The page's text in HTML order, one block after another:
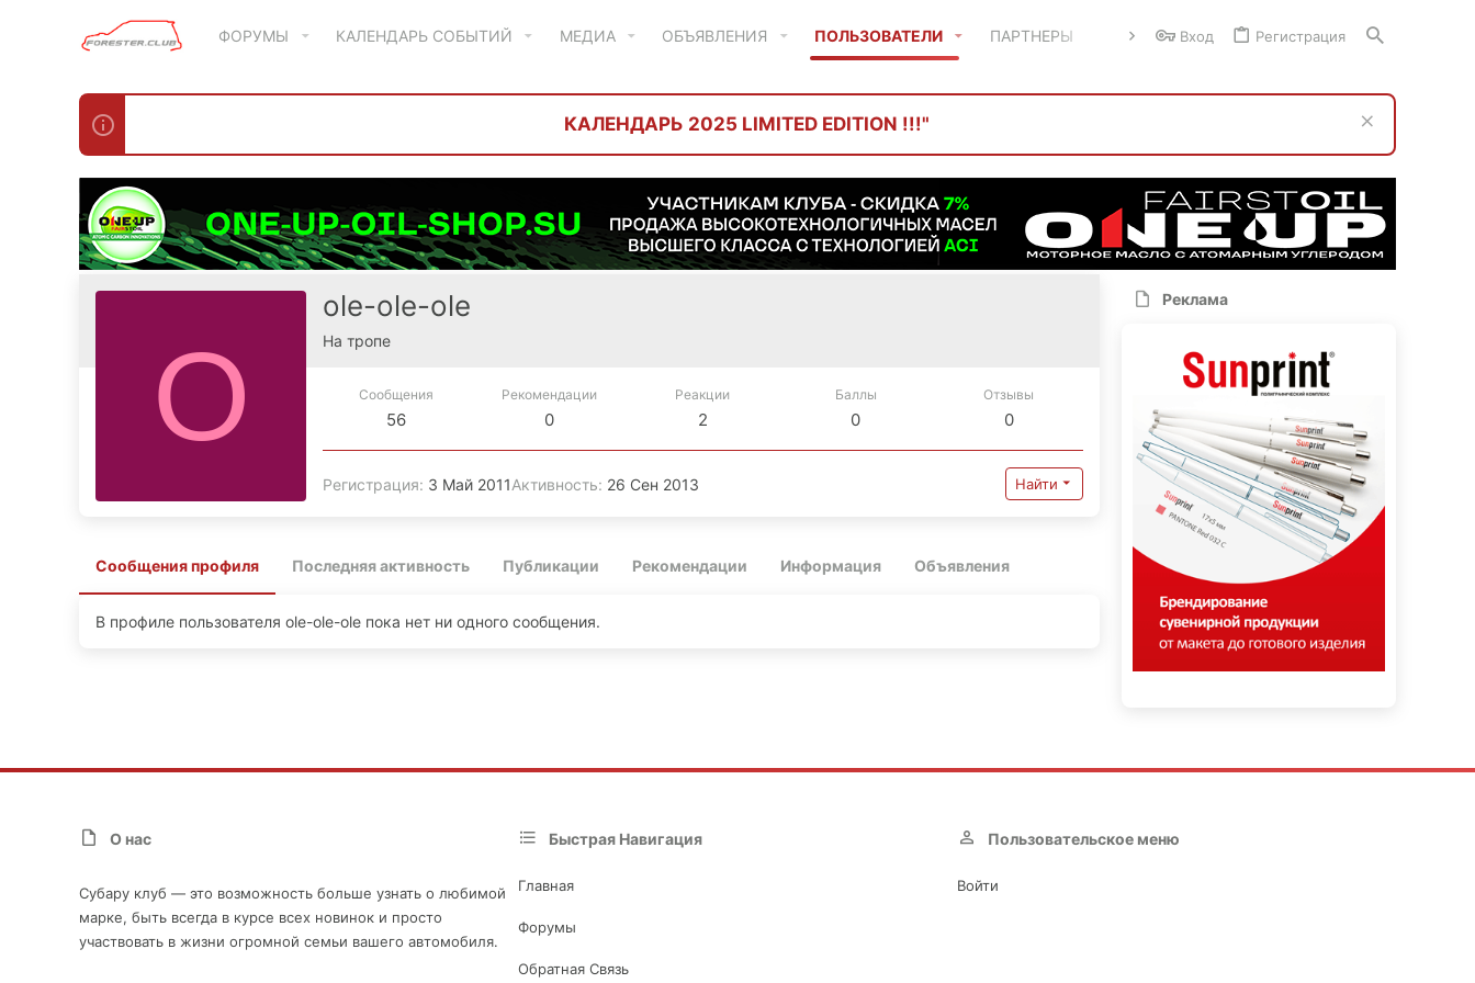
ФОРУМЫ КАЛЕНДАРЬ СОБЫТИЙ МЕДИА ОБЪЯВЛЕНИЯ ПОЛЬЗОВАТЕЛИ ПАРТНЕРЫ Вход Регистрация
КАЛЕНДАРЬ 2025 LIMITED EDITION !!!"
O
ole-ole-ole
На тропе
Сообщения
56
Рекомендации
0
Реакции
2
Баллы
0
Отзывы
0
Регистрация 3 Май 2011Активность 26 Сен 2013 Найти
Сообщения профиля Последняя активность Публикации Рекомендации Информация Объявления
В профиле пользователя ole-ole-ole пока нет ни одного сообщения.
Реклама
О нас
Субару клуб — это возможность больше узнать о любимой
марке, быть всегда в курсе всех новинок и просто
участвовать в жизни огромной семьи вашего автомобиля.
Быстрая Навигация
Главная
Форумы
Обратная Связь
Пользовательское меню
Войти